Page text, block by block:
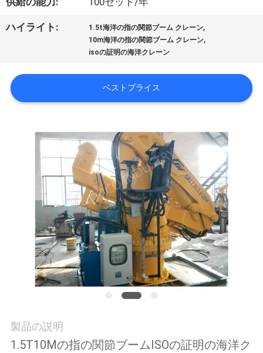
わ
た
た
ち
ー
ハイライト: 1.5t海洋の指の関節ブーム クレーン,
10m海洋の指の関節ブーム クレーン,
isoの証明の海洋クレーン
ベストプライス
製品の説明
1.5T10Mの指の関節ブームISOの証明の海洋ク